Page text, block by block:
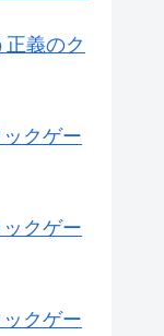
義のク
クゲー
クゲー
クゲー